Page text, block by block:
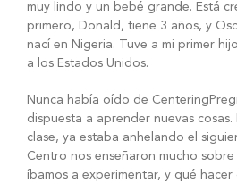
muy lindo y un bebé grande. Está
primero, Donald, tiene 3 años, y
nací en Nigeria. Tuve a mi primer
a los Estados Unidos.
Nunca había oído de
dispuesta a aprender nuevas
clase, ya estaba anhelando el
Centro nos enseñaron mucho
íbamos a experimentar, y qué